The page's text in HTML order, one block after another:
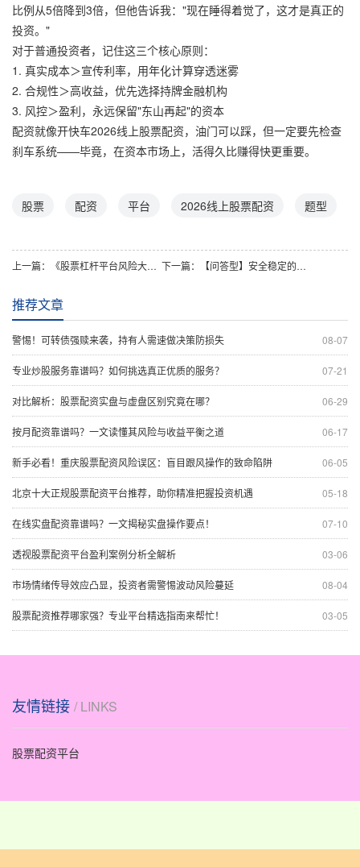
比例从5倍降到3倍，但他告诉我："现在睡得着觉了，这才是真正的
投资。"
对于普通投资者，记住这三个核心原则：
1. 真实成本＞宣传利率，用年化计算穿透迷雾
2. 合规性＞高收益，优先选择持牌金融机构
3. 风控＞盈利，永远保留"东山再起"的资本
配资就像开快车2026线上股票配资，油门可以踩，但一定要先检查
刹车系统——毕竟，在资本市场上，活得久比赚得快更重要。
股票 配资 平台 2026线上股票配资 题型
上一篇： 《股票杠杆平台风险大吗？深度剖析背后隐藏的巨大危机》 下一篇： 【问答型】安全稳定的股票交易平台怎么选？这3家值得推荐！
推荐文章
08-07
警惕！可转债强赎来袭，持有人需速做决策防损失
07-21
专业炒股服务靠谱吗？如何挑选真正优质的服务？
06-29
对比解析：股票配资实盘与虚盘区别究竟在哪？
06-17
按月配资靠谱吗？一文读懂其风险与收益平衡之道
06-05
新手必看！重庆股票配资风险误区：盲目跟风操作的致命陷阱
05-18
北京十大正规股票配资平台推荐，助你精准把握投资机遇
07-10
在线实盘配资靠谱吗？一文揭秘实盘操作要点！
03-06
透视股票配资平台盈利案例分析全解析
08-04
市场情绪传导效应凸显，投资者需警惕波动风险蔓延
03-05
股票配资推荐哪家强？专业平台精选指南来帮忙！
友情链接 / LINKS
股票配资平台